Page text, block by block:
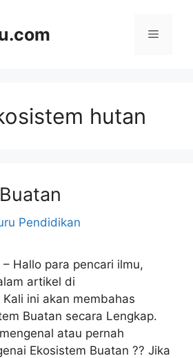
Menu
hutan
Pendidikan
Hallo para pencari ilmu,
artikel di
ini akan membahas
Buatan secara Lengkap.
atau pernah
Ekosistem Buatan ?? Jika